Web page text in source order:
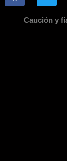
Caución y